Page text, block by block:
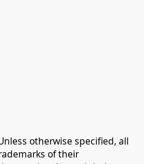
otherwise specified, all
of their